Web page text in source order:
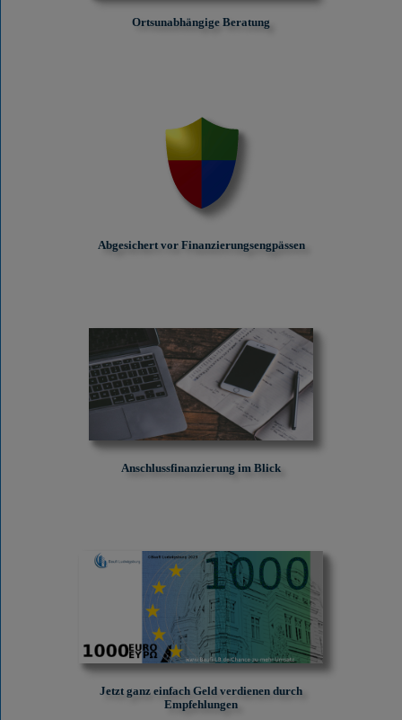
Ortsunabhängige Beratung
Abgesichert vor Finanzierungs­engpässen
Anschlussfinanzierung im Blick
Jetzt ganz einfach Geld verdienen durch
Empfehlungen